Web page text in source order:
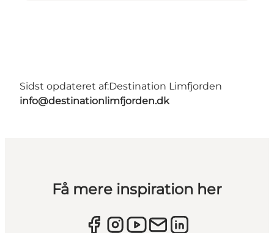
Sidst opdateret af:Destination Limfjorden
info@destinationlimfjorden.dk
Få mere inspiration her